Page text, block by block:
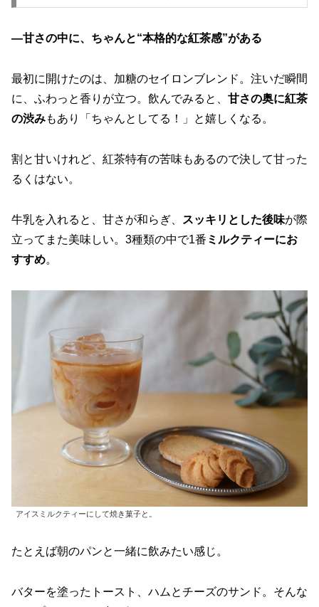
—甘さの中に、ちゃんと“本格的な紅茶感”がある
最初に開けたのは、加糖のセイロンブレンド。注いだ瞬間
に、ふわっと香りが立つ。飲んでみると、 甘さの奥に紅茶
の渋みもあり「ちゃんとしてる！」と嬉しくなる。
割と甘いけれど、紅茶特有の苦味もあるので決して甘った
るくはない。
牛乳を入れると、甘さが和らぎ、 スッキリとした後味が際
立ってまた美味しい。3種類の中で1番 ミルクティーにお
すすめ。
アイスミルクティーにして焼き菓子と。
たとえば朝のパンと一緒に飲みたい感じ。
バターを塗ったトースト、ハムとチーズのサンド。そんな